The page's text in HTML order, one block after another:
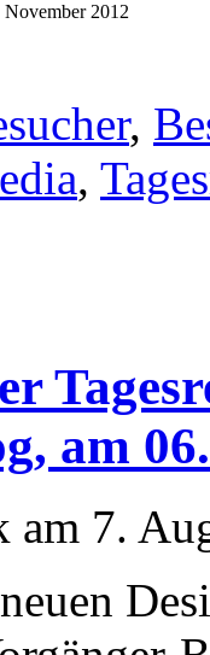
November 2012
,
,
am
am 7.